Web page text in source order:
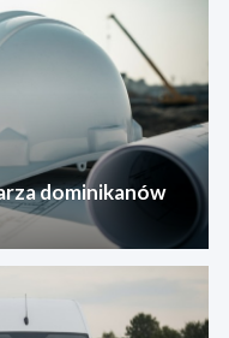
dominikanów